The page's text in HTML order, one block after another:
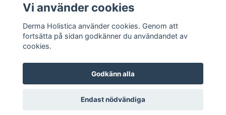
Sociala medier
© 2026 Derma Holistica DH Beautyshop
Vi använder cookies
Derma Holistica använder cookies. Genom att
fortsätta på sidan godkänner du användandet av
cookies.
Godkänn alla
Endast nödvändiga